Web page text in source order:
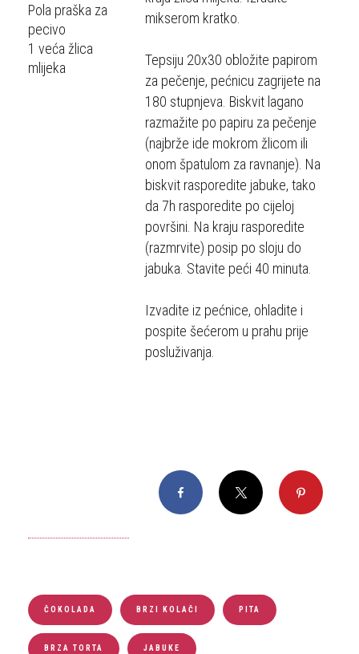
Pola praška za
pecivo
1 veća žlica
mlijeka
mikserom kratko.
Tepsiju 20x30 obložite papirom
za pečenje, pećnicu zagrijete na
180 stupnjeva. Biskvit lagano
razmažite po papiru za pečenje
(najbrže ide mokrom žlicom ili
onom špatulom za ravnanje). Na
biskvit rasporedite jabuke, tako
da 7h rasporedite po cijeloj
površini. Na kraju rasporedite
(razmrvite) posip po sloju do
jabuka. Stavite peći 40 minuta.
Izvadite iz pećnice, ohladite i
pospite šećerom u prahu prije
posluživanja.
Facebook X Pinterest
ČOKOLADA BRZI KOLAČI PITA
BRZA TORTA JABUKE